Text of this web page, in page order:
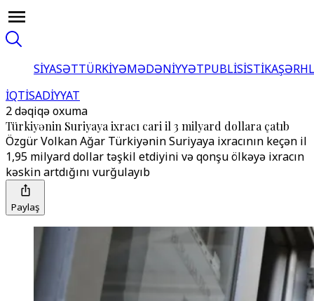
SİYASƏTTÜRKİYƏMƏDƏNİYYƏTPUBLİSİSTİKA
İQTİSADİYYAT
2 dəqiqə oxuma
Türkiyənin Suriyaya ixracı cari il 3 milyard dollara çatıb
Özgür Volkan Ağar Türkiyənin Suriyaya ixracının keçən il
1,95 milyard dollar təşkil etdiyini və qonşu ölkəyə ixracın
kəskin artdığını vurğulayıb
Paylaş